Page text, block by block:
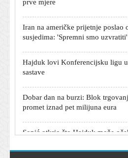
susjedima: 'Spremni smo uzvratiti'
sastave
promet iznad pet milijuna eura
'Ekipa je dobro posložena...'